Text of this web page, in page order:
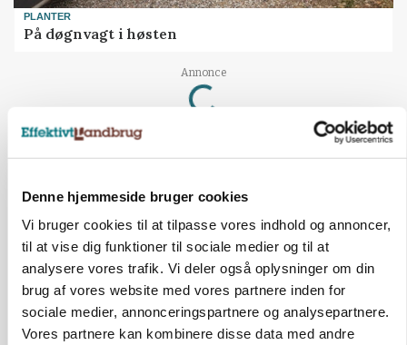
Denne hjemmeside bruger cookies
Vi bruger cookies til at tilpasse vores indhold og annoncer,
til at vise dig funktioner til sociale medier og til at
analysere vores trafik. Vi deler også oplysninger om din
brug af vores website med vores partnere inden for
sociale medier, annonceringspartnere og analysepartnere.
Vores partnere kan kombinere disse data med andre
PLANTER
På døgnvagt i høsten
Annonce
Loading...